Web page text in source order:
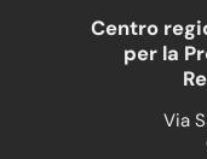
Centro
per la
Via